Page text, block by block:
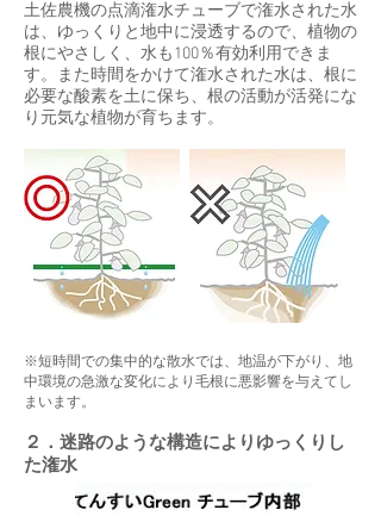
土佐農機の点滴潅水チューブで潅水された水
は、ゆっくりと地中に浸透するので、植物の
根にやさしく、水も100％有効利用できま
す。また時間をかけて潅水された水は、根に
必要な酸素を土に保ち、根の活動が活発にな
り元気な植物が育ちます。
※短時間での集中的な散水では、地温が下がり、地
中環境の急激な変化により毛根に悪影響を与えてし
まいます。
２．迷路のような構造によりゆっくりし
た潅水